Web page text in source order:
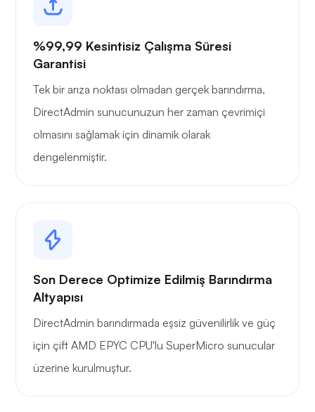
%99,99 Kesintisiz Çalışma Süresi
Garantisi
Tek bir arıza noktası olmadan gerçek barındırma,
DirectAdmin sunucunuzun her zaman çevrimiçi
olmasını sağlamak için dinamik olarak
dengelenmiştir.
Son Derece Optimize Edilmiş Barındırma
Altyapısı
DirectAdmin barındırmada eşsiz güvenilirlik ve güç
için çift AMD EPYC CPU'lu SuperMicro sunucular
üzerine kurulmuştur.